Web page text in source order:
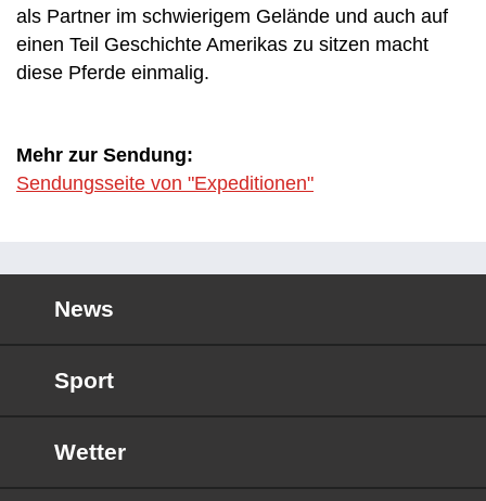
als Partner im schwierigem Gelände und auch auf
einen Teil Geschichte Amerikas zu sitzen macht
diese Pferde einmalig.
Mehr zur Sendung:
Sendungsseite von "Expeditionen"
News
Sport
Wetter